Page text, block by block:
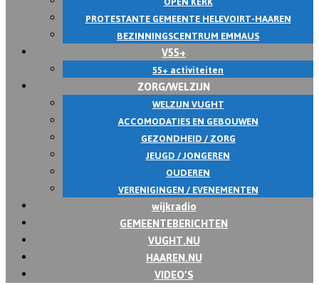
PROTESTANTE GEMEENTE HELEVOIRT-HAAREN
BEZINNINGSCENTRUM EMMAUS
V55+
55+ activiteiten
ZORG/WELZIJN
WELZIJN VUGHT
ACCOMODATIES EN GEBOUWEN
GEZONDHEID / ZORG
JEUGD / JONGEREN
OUDEREN
VERENIGINGEN / EVENEMENTEN
wijkradio
GEMEENTEBERICHTEN
VUGHT.NU
HAAREN.NU
VIDEO’S